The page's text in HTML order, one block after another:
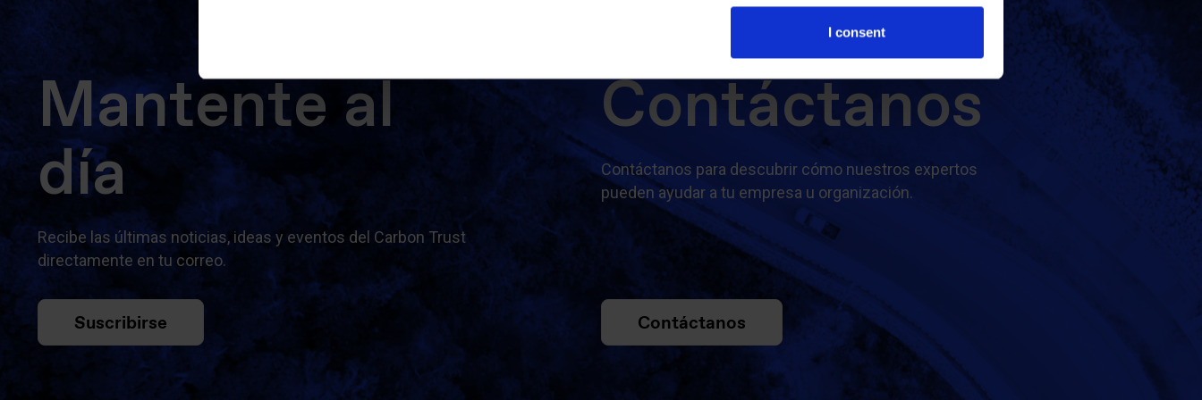
I consent
Mantente al
día
Recibe las últimas noticias, ideas y eventos del Carbon Trust
directamente en tu correo.
Suscribirse
Contáctanos
Contáctanos para descubrir cómo nuestros expertos
pueden ayudar a tu empresa u organización.
Contáctanos